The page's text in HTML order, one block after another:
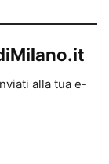
alla tua e-